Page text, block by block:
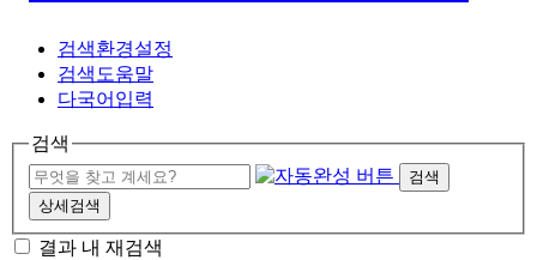
검색환경설정
검색도움말
다국어입력
검색
검색
상세검색
결과 내 재검색